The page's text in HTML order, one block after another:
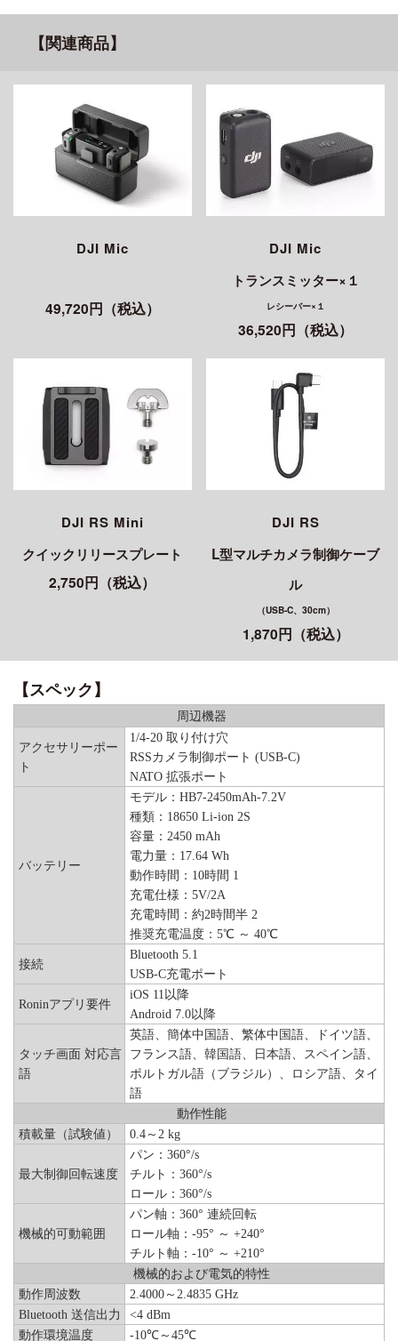
【関連商品】
DJI Mic
49,720円（税込）
DJI Mic
トランスミッター×１
レシーバー×１
36,520円（税込）
DJI RS Mini
クイックリリースプレート
2,750円（税込）
DJI RS
L型マルチカメラ制御ケーブ
ル
（USB-C、30cm）
1,870円（税込）
【スペック】
周辺機器
アクセサリーポー
ト
1/4-20 取り付け穴
RSSカメラ制御ポート (USB-C)
NATO 拡張ポート
バッテリー
モデル：HB7-2450mAh-7.2V
種類：18650 Li-ion 2S
容量：2450 mAh
電力量：17.64 Wh
動作時間：10時間 1
充電仕様：5V/2A
充電時間：約2時間半 2
推奨充電温度：5℃ ～ 40℃
接続
Bluetooth 5.1
USB-C充電ポート
Roninアプリ要件
iOS 11以降
Android 7.0以降
タッチ画面 対応言
語
英語、簡体中国語、繁体中国語、ドイツ語、
フランス語、韓国語、日本語、スペイン語、
ポルトガル語（ブラジル）、ロシア語、タイ
語
動作性能
積載量（試験値）
0.4～2 kg
最大制御回転速度
パン：360°/s
チルト：360°/s
ロール：360°/s
機械的可動範囲
パン軸：360° 連続回転
ロール軸：-95° ～ +240°
チルト軸：-10° ～ +210°
機械的および電気的特性
動作周波数
2.4000～2.4835 GHz
Bluetooth 送信出力
<4 dBm
動作環境温度
-10℃～45℃